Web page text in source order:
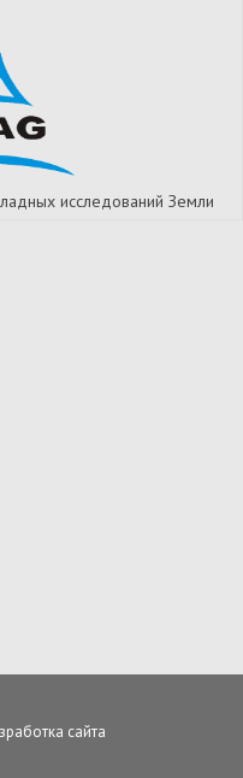
исследований Земли
сайта